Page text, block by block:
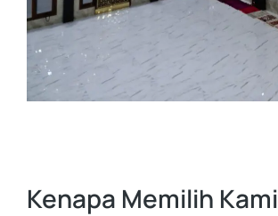
Kenapa Memilih Kami